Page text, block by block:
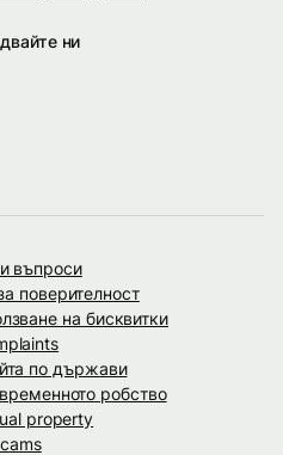
ни
въпроси
поверителност
на бисквитки
по държави
робство
property